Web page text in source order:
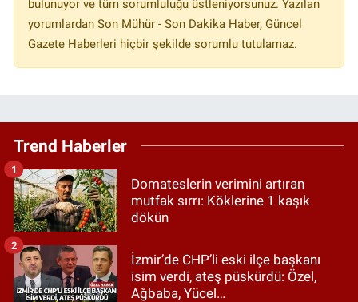
bulunuyor ve tüm sorumluluğu üstleniyorsunuz. Yazılan
yorumlardan Son Mühür - Son Dakika Haber, Güncel
Gazete Haberleri hiçbir şekilde sorumlu tutulamaz.
Trend Haberler
Domateslerin verimini artıran
mutfak sırrı: Köklerine 1 kaşık
dökün
1
İzmir’de CHP’li eski ilçe başkanı
isim verdi, ateş püskürdü: Özel,
Ağbaba, Yücel…
2